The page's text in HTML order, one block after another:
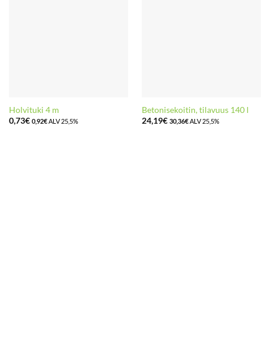
Holvituki 4 m
0,73€ 0,92€ALV 25,5%
Betonisekoitin, tilavuus 140 l
24,19€ 30,36€ALV 25,5%